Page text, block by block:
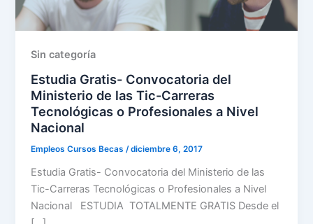
Sin categoría
Estudia Gratis- Convocatoria del
Ministerio de las Tic-Carreras
Tecnológicas o Profesionales a Nivel
Nacional
Empleos Cursos Becas /diciembre 6, 2017
Estudia Gratis- Convocatoria del Ministerio de las
Tic-Carreras Tecnológicas o Profesionales a Nivel
Nacional ESTUDIA TOTALMENTE GRATIS Desde el